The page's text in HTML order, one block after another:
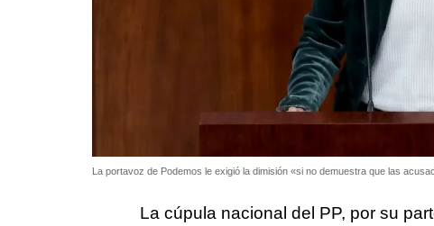
La portavoz de Podemos le exigió la dimisión «si no demuestra que las
La cúpula nacional del PP, por su